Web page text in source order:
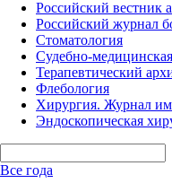
Российский вестник
Российский журнал
Стоматология
Судебно-
Терапевтический
Флебология
Хирургия. Журнал
Эндоскопическая
Все года